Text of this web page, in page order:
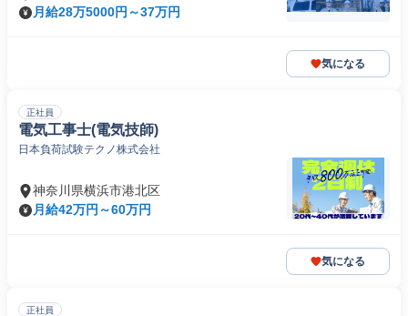
月給28万5000円～37万円
気になる
正社員
電気工事士(電気技師)
日本負荷試験テクノ株式会社
神奈川県横浜市港北区
月給42万円～60万円
気になる
正社員